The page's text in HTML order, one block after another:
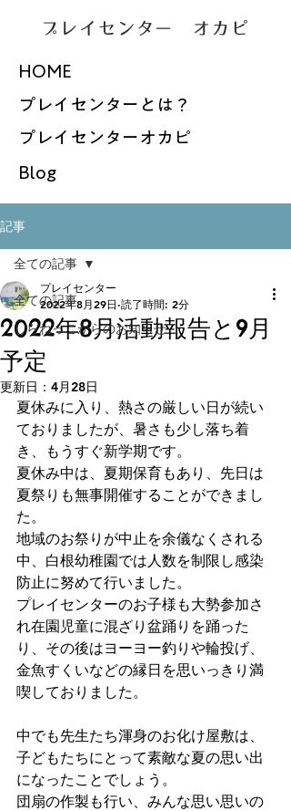
プレイセンター オカピ
HOME
プレイセンターとは？
プレイセンターオカピ
Blog
記事
全ての記事
しらねっこからのお知らせ
全ての記事
2022年8月活動報告と9月
予定
プレイセンター
2022年8月29日 読了時間: 2分
更新日： 4月28日
夏休みに入り、熱さの厳しい日が続い
ておりましたが、暑さも少し落ち着
き、もうすぐ新学期です。
夏休み中は、夏期保育もあり、先日は
夏祭りも無事開催することができまし
た。
地域のお祭りが中止を余儀なくされる
中、白根幼稚園では人数を制限し感染
防止に努めて行いました。
プレイセンターのお子様も大勢参加さ
れ在園児童に混ざり盆踊りを踊った
り、その後はヨーヨー釣りや輪投げ、
金魚すくいなどの縁日を思いっきり満
喫しておりました。
中でも先生たち渾身のお化け屋敷は、
子どもたちにとって素敵な夏の思い出
になったことでしょう。
団扇の作製も行い、みんな思い思いの